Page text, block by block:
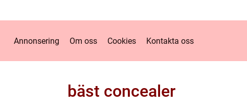
Annonsering Om oss Cookies Kontakta oss
bäst concealer